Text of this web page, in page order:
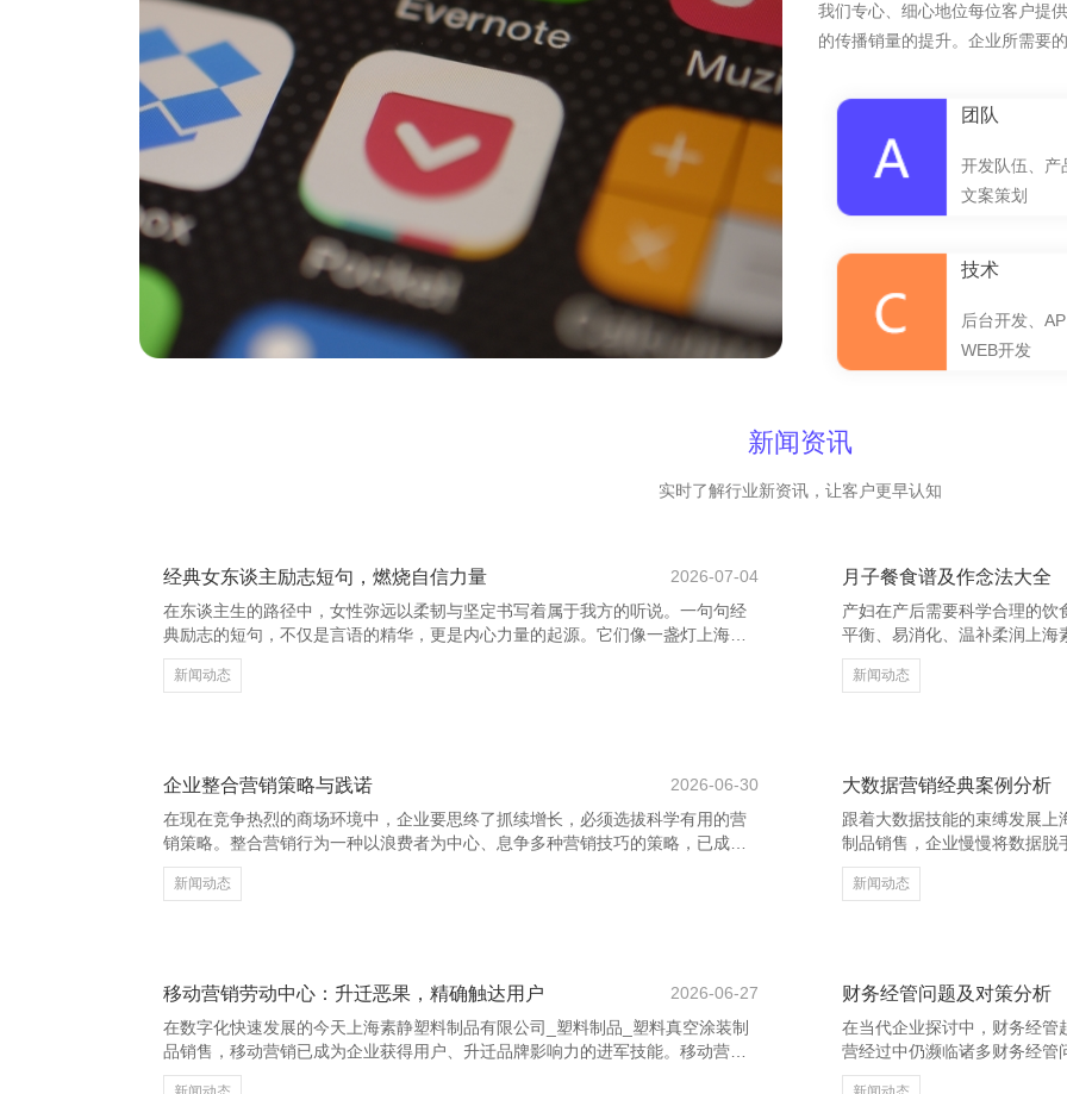
我们专心、细心地位每位客户提
的传播销量的提升。企业所需要
团队
开发队伍、产
文案策划
技术
后台开发、
WEB开发
新闻资讯
实时了解行业新资讯，让客户更早认知
经典女东谈主励志短句，燃烧自信力量
2026-07-04
在东谈主生的路径中，女性弥远以柔韧与坚定书写着属于我方的听说。一句句经
典励志的短句，不仅是言语的精华，更是内心力量的起源。它们像一盏灯上海素
静塑料制品有限公司_塑料制品_塑料真空涂装制品销售，照亮前行的谈路，也像
一股风，吹散内心的飘渺。 “你不需要完整，只需要勇敢。”这句话教唆咱们，真
新闻动态
月子餐食谱及作念法大全
产妇在产后需要科学合理的
平衡、易消化、温补柔润上海
品销售，幸免生冷浓重。以下
粥** 食材：小米50克、红枣
新闻动态
企业整合营销策略与践诺
2026-06-30
在现在竞争热烈的商场环境中，企业要思终了抓续增长，必须选拔科学有用的营
销策略。整合营销行为一种以浪费者为中心、息争多种营销技巧的策略，已成为
当代企业的枢纽取舍。 辽宁沈北新区亮广文化有限公司 - 首页 整合营销强调将品
牌传播、产物施行、渠说念责罚及客户商量等营销身分进行系统化整合，变成长
新闻动态
大数据营销经典案例分析
跟着大数据技能的束缚发展
制品销售，企业慢慢将数据脱
Netflix 是大数据营销的经典
Netflix 通过相聚和分析用户
新闻动态
移动营销劳动中心：升迁恶果，精确触达用户
2026-06-27
在数字化快速发展的今天上海素静塑料制品有限公司_塑料制品_塑料真空涂装制
品销售，移动营销已成为企业获得用户、升迁品牌影响力的进军技能。移动营销
劳动中心应时而生，成为企业完了高效营销的要津器具。 移动营销劳动中心通过
财务经管问题及对策分析
在当代企业探讨中，财务经管
营经过中仍濒临诸多财务经管
善是常见问题之一。部分企业